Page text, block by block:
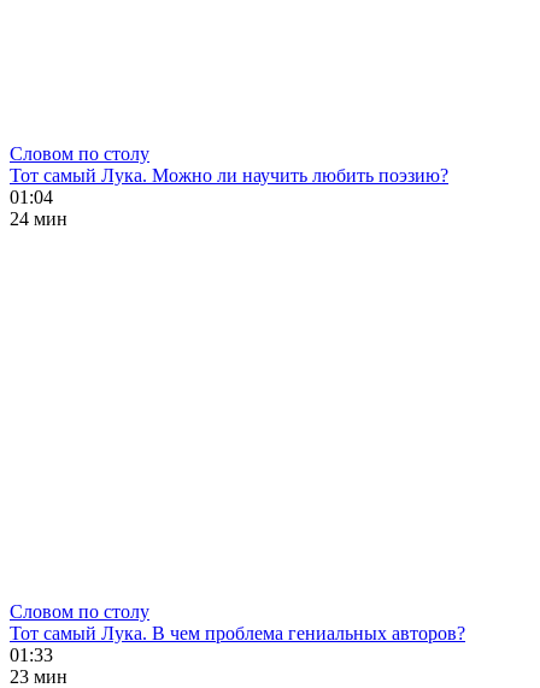
Словом по столу
Тот самый Лука. Можно ли научить любить поэзию?
01:04
24 мин
Словом по столу
Тот самый Лука. В чем проблема гениальных авторов?
01:33
23 мин